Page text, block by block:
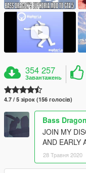
354 257
Завантажень
4.7 / 5 зірок (156 голосів)
Bass Dragon
JOIN MY
AND EARLY
28 Травня 2020